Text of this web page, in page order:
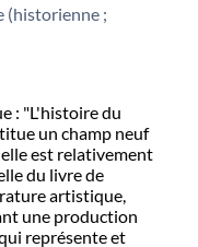
(historienne ;
: "L'histoire du
un champ neuf
est relativement
du livre de
artistique,
une production
représente et